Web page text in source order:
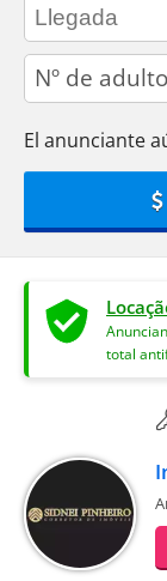
adults
El anunciante
total